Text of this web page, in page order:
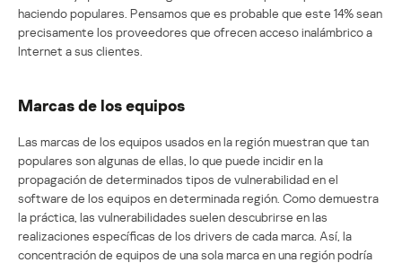
haciendo populares. Pensamos que es probable que este 14% sean
precisamente los proveedores que ofrecen acceso inalámbrico a
Internet a sus clientes.
Marcas de los equipos
Las marcas de los equipos usados en la región muestran que tan
populares son algunas de ellas, lo que puede incidir en la
propagación de determinados tipos de vulnerabilidad en el
software de los equipos en determinada región. Como demuestra
la práctica, las vulnerabilidades suelen descubrirse en las
realizaciones específicas de los drivers de cada marca. Así, la
concentración de equipos de una sola marca en una región podría